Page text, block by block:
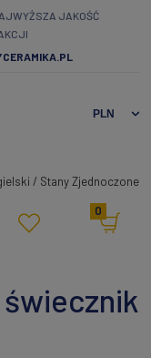
JAKOŚĆ
0